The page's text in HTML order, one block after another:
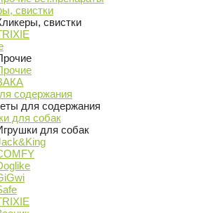
свистки
свистки
содержания
для содержания
для собак
для собак